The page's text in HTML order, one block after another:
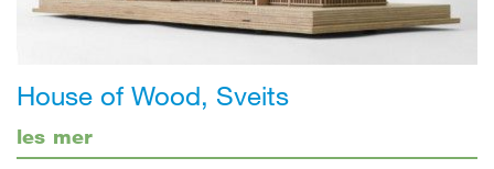
House of Wood, Sveits
les mer